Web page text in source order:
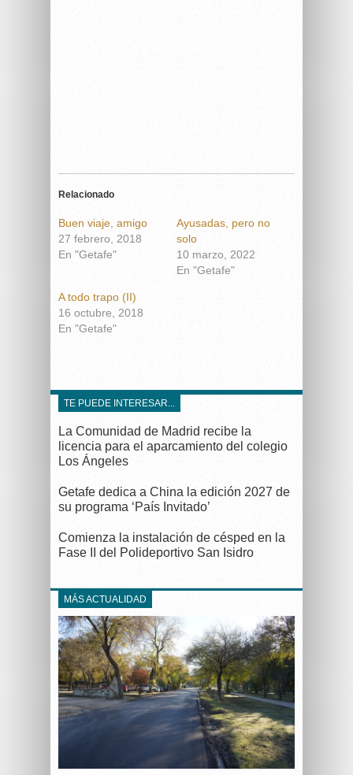
Relacionado
Buen viaje, amigo
27 febrero, 2018
En "Getafe"
Ayusadas, pero no
solo
10 marzo, 2022
En "Getafe"
A todo trapo (II)
16 octubre, 2018
En "Getafe"
TE PUEDE INTERESAR...
La Comunidad de Madrid recibe la
licencia para el aparcamiento del colegio
Los Ángeles
Getafe dedica a China la edición 2027 de
su programa ‘País Invitado’
Comienza la instalación de césped en la
Fase II del Polideportivo San Isidro
MÁS ACTUALIDAD